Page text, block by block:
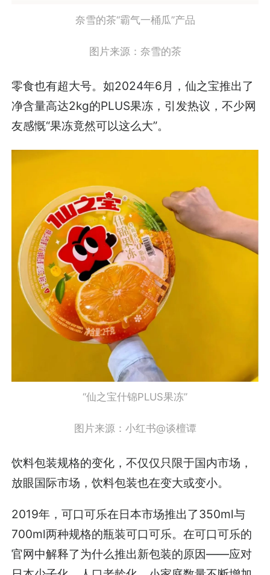
奈雪的茶“霸气一桶瓜”产品
图片来源：奈雪的茶
零食也有超大号。如2024年6月，仙之宝推出了
净含量高达2kg的PLUS果冻，引发热议，不少网
友感慨“果冻竟然可以这么大”。
“仙之宝什锦PLUS果冻”
图片来源：小红书@谈檀谭
饮料包装规格的变化，不仅仅只限于国内市场，
放眼国际市场，饮料包装也在变大或变小。
2019年，可口可乐在日本市场推出了350ml与
700ml两种规格的瓶装可口可乐。在可口可乐的
官网中解释了为什么推出新包装的原因——应对